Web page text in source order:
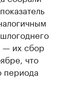
— их сбор
что
периода